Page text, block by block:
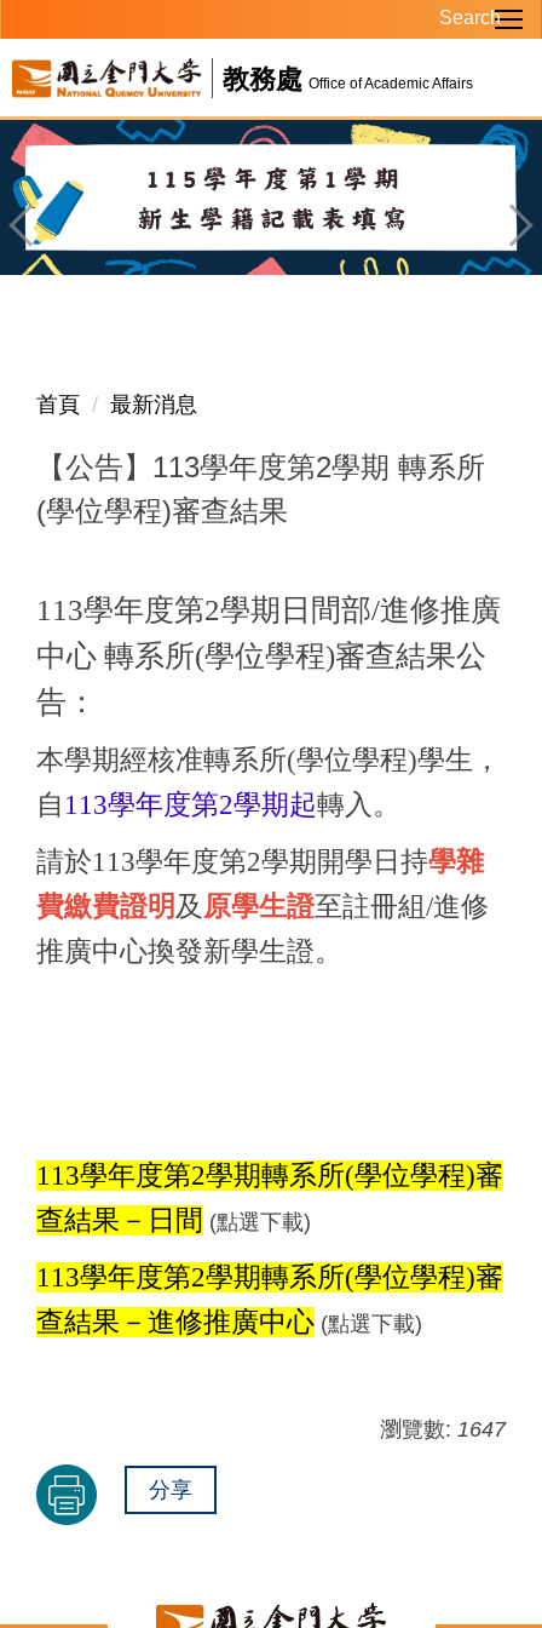
到
主
要
內
容
區
教務處 Office of Academic Affairs
Search
首頁 最新消息
【公告】113學年度第2學期 轉系所
(學位學程)審查結果
113學年度第2學期日間部/進修推廣
中心 轉系所(學位學程)審查結果公
告：
本學期經核准轉系所(學位學程)學生，
自 113學年度第2學期起轉入。
請於113學年度第2學期開學日持學雜
費繳費證明及 原學生證至註冊組/進修
推廣中心換發新學生證。
113學年度第2學期轉系所(學位學程)審
查結果－日間 (點選下載)
113學年度第2學期轉系所(學位學程)審
查結果－ 進修推廣中心 (點選下載)
瀏覽數: 1647
分享